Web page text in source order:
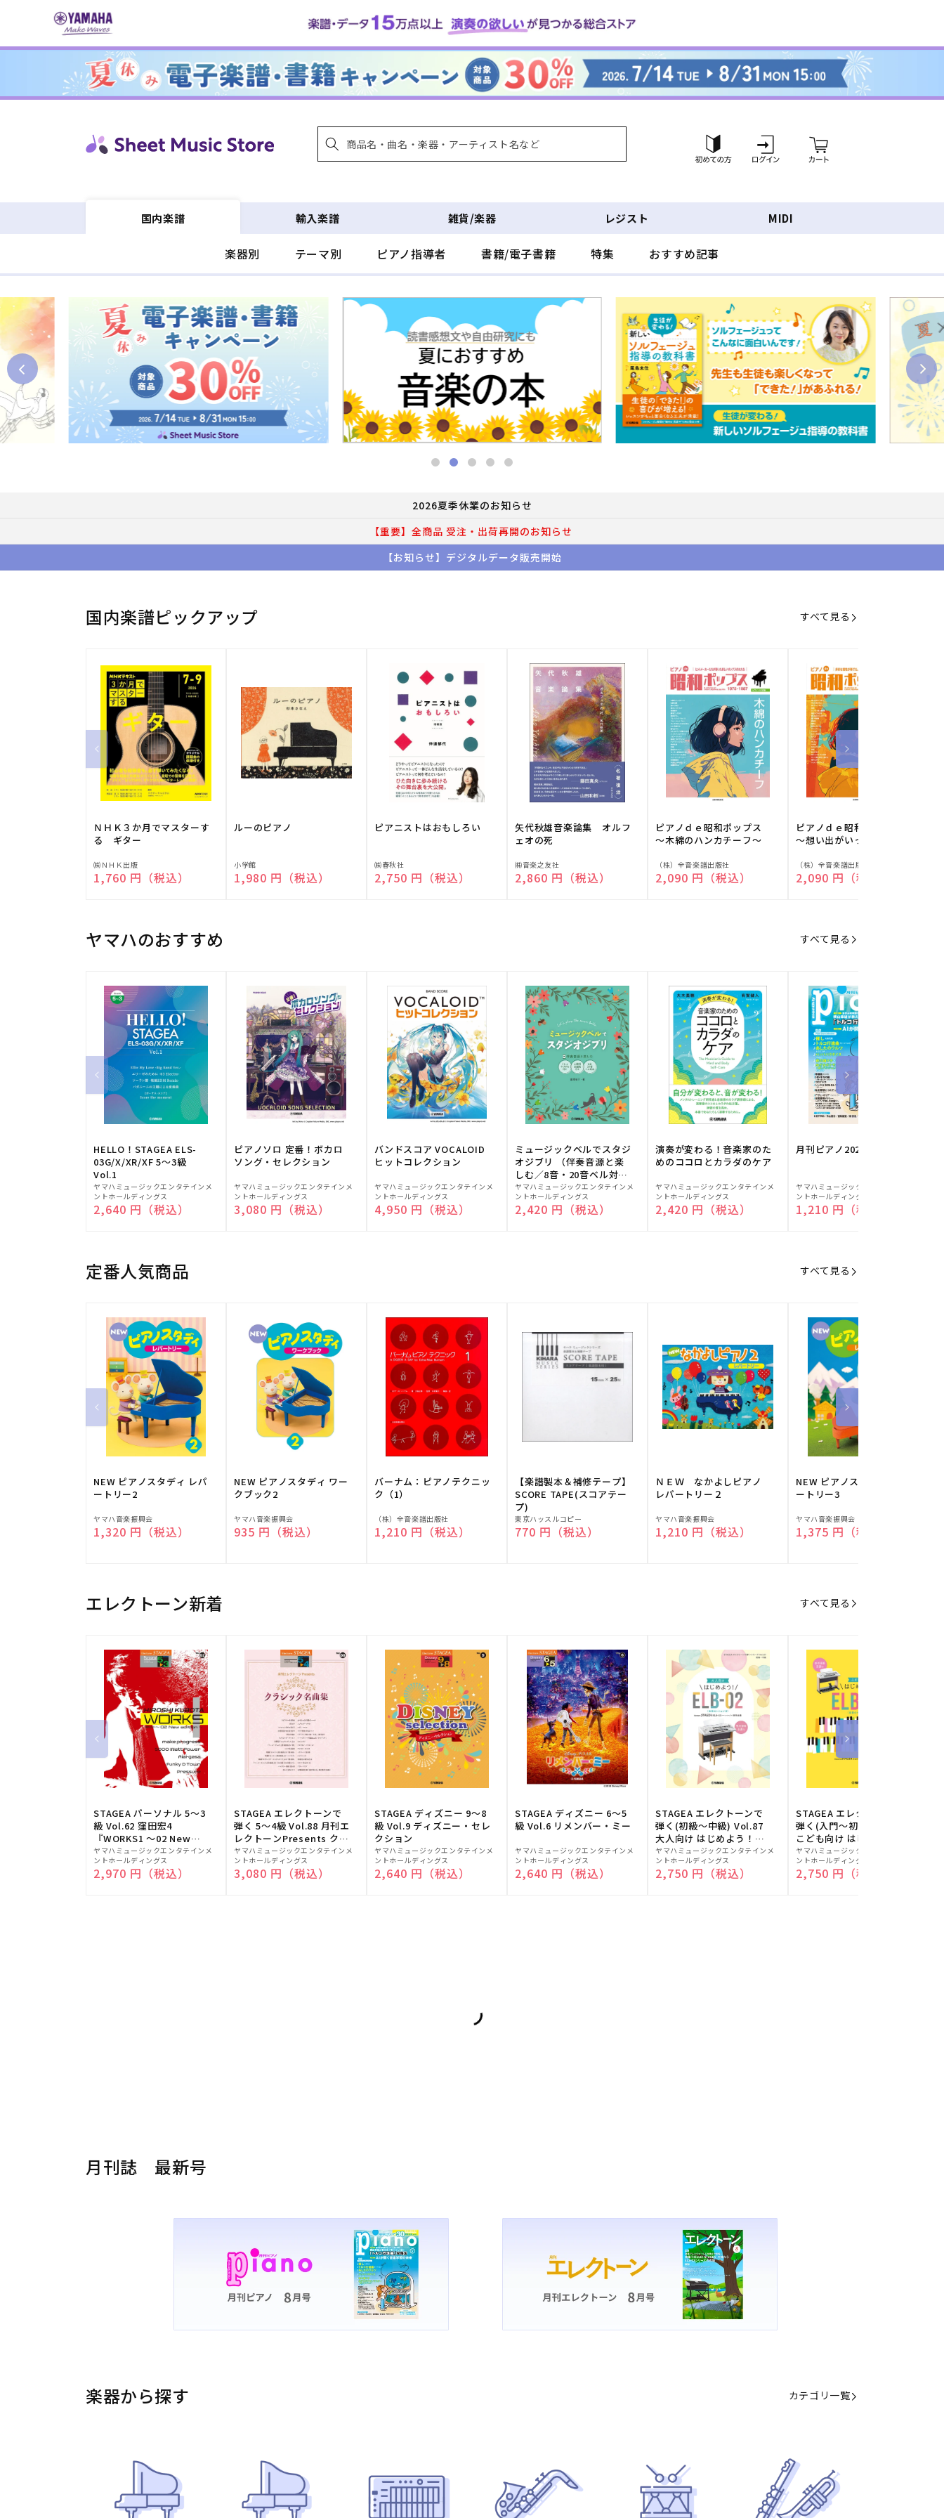
ンツに
グ
イ
ー
ト
国内楽譜
楽器別 テーマ別 ピアノ指導者 書籍/電子書籍 特集 おすすめ記事
輸入楽譜 雑貨/楽器 レジスト MIDI
2026夏季休業のお知らせ
【重要】全商品 受注・出荷再開のお知らせ
【お知らせ】デジタルデータ販売開始
国内楽譜ピックアップ すべて見る
ＮＨＫ３か月でマスターす
る ギター
販
売
㈱ＮＨＫ出版
通常価格
1,760 円（税込）
ルーのピアノ
販
売
小学館
通常価格
1,980 円（税込）
ピアニストはおもしろい
販
売
㈱春秋社
通常価格
2,750 円（税込）
矢代秋雄音楽論集 オルフ
ェオの死
販
売
㈱音楽之友社
通常価格
2,860 円（税込）
ピアノｄｅ昭和ポップス
～木綿のハンカチーフ～
販
売
（株）全音楽譜出版社
通常価格
2,090 円（税込）
ピアノｄｅ昭和ポップス
～想い出がいっぱい～
販
売
（株）全音楽譜出版社
通常価格
2,090 円（税込）
ヤマハのおすすめ すべて見る
HELLO！STAGEA ELS-
03G/X/XR/XF 5～3級
Vol.1
販
売
元:
ヤマハミュージックエンタテインメ
ントホールディングス
通常価格
2,640 円（税込）
ピアノソロ 定番！ボカロ
ソング・セレクション
販
売
元:
ヤマハミュージックエンタテインメ
ントホールディングス
通常価格
3,080 円（税込）
バンドスコア VOCALOID
ヒットコレクション
販
売
元:
ヤマハミュージックエンタテインメ
ントホールディングス
通常価格
4,950 円（税込）
ミュージックベルでスタジ
オジブリ （伴奏音源と楽
しむ／8音・20音ベル対応
／ドレミふりがな付）
販
売
元:
ヤマハミュージックエンタテインメ
ントホールディングス
通常価格
2,420 円（税込）
演奏が変わる！音楽家のた
めのココロとカラダのケア
販
売
元:
ヤマハミュージックエンタテインメ
ントホールディングス
通常価格
2,420 円（税込）
月刊ピアノ2026年8月号
販
売
元:
ヤマハミュージックエンタテインメ
ントホールディングス
通常価格
1,210 円（税込）
定番人気商品 すべて見る
NEW ピアノスタディ レパ
ートリー2
販
売
ヤマハ音楽振興会
通常価格
1,320 円（税込）
NEW ピアノスタディ ワー
クブック2
販
売
ヤマハ音楽振興会
通常価格
935 円（税込）
バーナム：ピアノテクニッ
ク（1）
販
売
（株）全音楽譜出版社
通常価格
1,210 円（税込）
【楽譜製本＆補修テープ】
SCORE TAPE(スコアテー
プ)
販
売
東京ハッスルコピー
通常価格
770 円（税込）
ＮＥＷ なかよしピアノ
レパートリー２
販
売
ヤマハ音楽振興会
通常価格
1,210 円（税込）
NEW ピアノスタディ レパ
ートリー3
販
売
ヤマハ音楽振興会
通常価格
1,375 円（税込）
エレクトーン新着 すべて見る
STAGEA パーソナル 5～3
級 Vol.62 窪田宏4
『WORKS1 ～02 New
edition～』
販
売
元:
ヤマハミュージックエンタテインメ
ントホールディングス
通常価格
2,970 円（税込）
STAGEA エレクトーンで
弾く 5～4級 Vol.88 月刊エ
レクトーンPresents クラ
シック名曲集
販
売
元:
ヤマハミュージックエンタテインメ
ントホールディングス
通常価格
3,080 円（税込）
STAGEA ディズニー 9～8
級 Vol.9 ディズニー・セレ
クション
販
売
元:
ヤマハミュージックエンタテインメ
ントホールディングス
通常価格
2,640 円（税込）
STAGEA ディズニー 6～5
級 Vol.6 リメンバー・ミー
販
売
元:
ヤマハミュージックエンタテインメ
ントホールディングス
通常価格
2,640 円（税込）
STAGEA エレクトーンで
弾く(初級～中級) Vol.87
大人向け はじめよう！
ELB-02(楽器のトリセツ
付)
販
売
元:
ヤマハミュージックエンタテインメ
ントホールディングス
通常価格
2,750 円（税込）
STAGEA エレクトーンで
弾く(入門～初級) Vol.86
こども向け はじめよう！
ELB-02(楽器のトリセツ
付)
販
売
元:
ヤマハミュージックエンタテインメ
ントホールディングス
通常価格
2,750 円（税込）
月刊誌 最新号
楽器から探す カテゴリ一覧